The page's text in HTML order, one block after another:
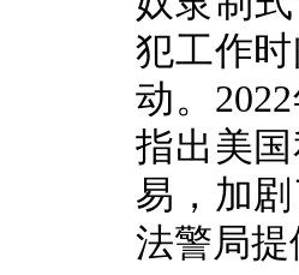
犯工作
动。
指出美
易，加
法警局